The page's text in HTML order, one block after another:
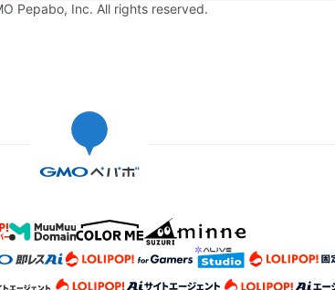
Pepabo, Inc. All rights reserved.